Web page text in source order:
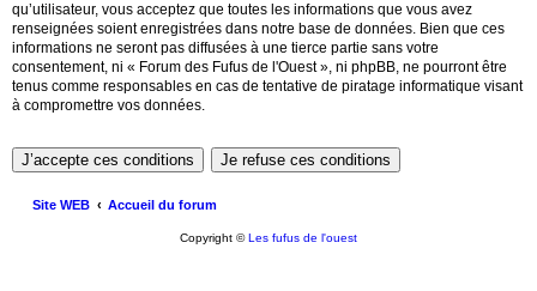
qu’utilisateur, vous acceptez que toutes les informations que vous avez
renseignées soient enregistrées dans notre base de données. Bien que ces
informations ne seront pas diffusées à une tierce partie sans votre
consentement, ni « Forum des Fufus de l'Ouest », ni phpBB, ne pourront être
tenus comme responsables en cas de tentative de piratage informatique visant
à compromettre vos données.
Site WEB Accueil du forum
Copyright ©Les fufus de l'ouest